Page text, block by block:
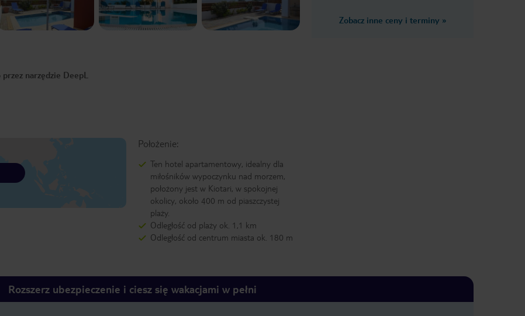
Zobacz inne ceny i terminy »
narzędzie DeepL
Położenie:
Ten hotel apartamentowy, idealny dla
miłośników wypoczynku nad morzem,
położony jest w Kiotari, w spokojnej
okolicy, około 400 m od piaszczystej
plaży.
Odległość od plaży ok. 1,1 km
Odległość od centrum miasta ok. 180 m
Rozszerz ubezpieczenie i ciesz się wakacjami w pełni